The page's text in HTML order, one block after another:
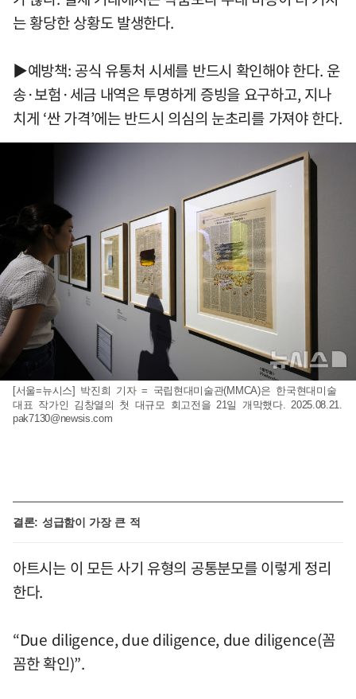
는 황당한 상황도 발생한다.
▶예방책: 공식 유통처 시세를 반드시 확인해야 한다. 운
송·보험·세금 내역은 투명하게 증빙을 요구하고, 지나
치게 ‘싼 가격’에는 반드시 의심의 눈초리를 가져야 한다.
[서울=뉴시스] 박진희 기자 = 국립현대미술관(MMCA)은 한국현대미술
대표 작가인 김창열의 첫 대규모 회고전을 21일 개막했다. 2025.08.21.
pak7130@newsis.com
결론: 성급함이 가장 큰 적
아트시는 이 모든 사기 유형의 공통분모를 이렇게 정리
한다.
“Due diligence, due diligence, due diligence(꼼
꼼한 확인)”.